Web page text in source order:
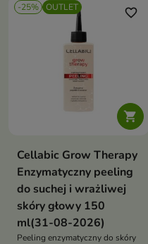
-25% OUTLET

favorite_border
Cellabic Grow Therapy
Enzymatyczny peeling
do suchej i wrażliwej
skóry głowy 150
ml(31-08-2026)
Peeling enzymatyczny do skóry